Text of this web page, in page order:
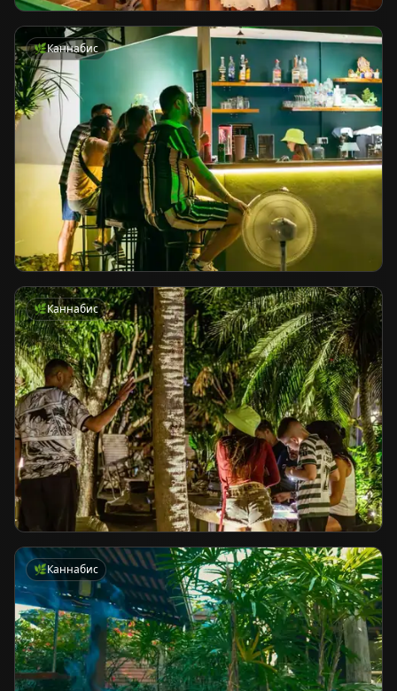
🌿Каннабис
🌿Каннабис
🌿Каннабис